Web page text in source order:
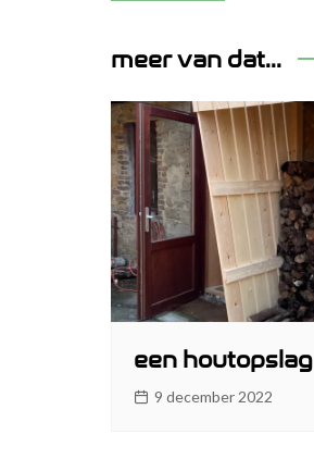
meer van dat...
een houtopslag
9 december 2022